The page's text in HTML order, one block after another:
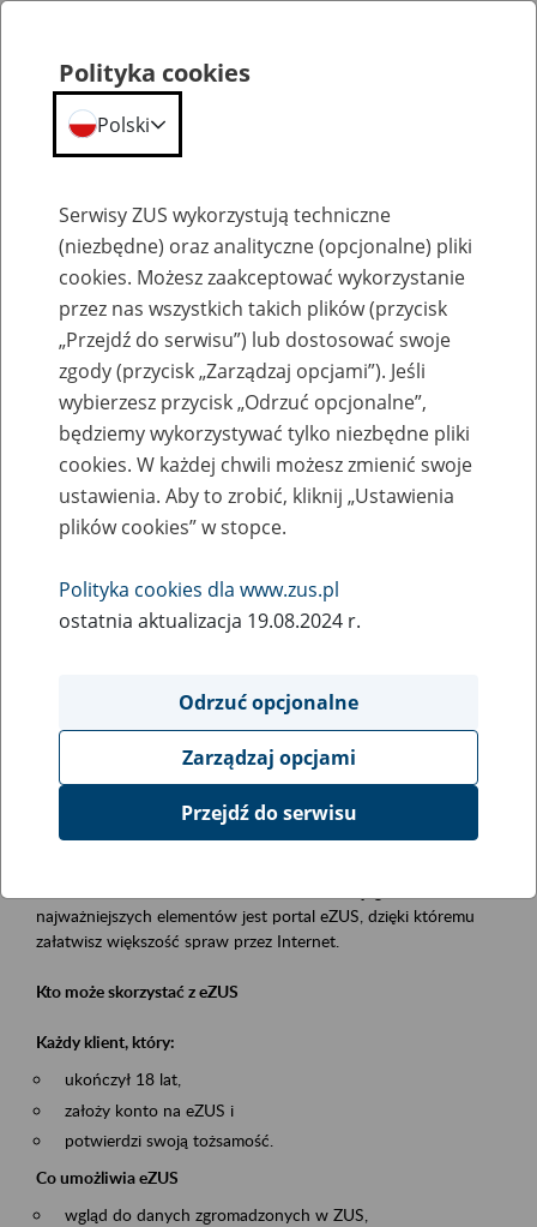
Szkolenia
Zaproś ZUS do siebie - zakładanie profili
eZUS w siedzibie Twojej firmy
Rodzaj wydarzenia
Szkolenia
Obszar merytoryczny
obsługa klientów
Opis wydarzenia
Platforma Usług Elektronicznych eZUS
najważniejszych elementów jest portal eZUS, dzięki któremu
załatwisz większość spraw przez Internet.
Kto może skorzystać z eZUS
Każdy klient, który:
ukończył 18 lat,
założy konto na eZUS i
potwierdzi swoją tożsamość.
Co umożliwia eZUS
wgląd do danych zgromadzonych w ZUS,
Polityka cookies
Polski
Serwisy ZUS wykorzystują techniczne
(niezbędne) oraz analityczne (opcjonalne) pliki
cookies. Możesz zaakceptować wykorzystanie
przez nas wszystkich takich plików (przycisk
„Przejdź do serwisu”) lub dostosować swoje
zgody (przycisk „Zarządzaj opcjami”). Jeśli
wybierzesz przycisk „Odrzuć opcjonalne”,
będziemy wykorzystywać tylko niezbędne pliki
cookies. W każdej chwili możesz zmienić swoje
ustawienia. Aby to zrobić, kliknij „Ustawienia
plików cookies” w stopce.
Polityka cookies dla www.zus.pl
ostatnia aktualizacja 19.08.2024 r.
Odrzuć opcjonalne
Zarządzaj opcjami
Przejdź do serwisu